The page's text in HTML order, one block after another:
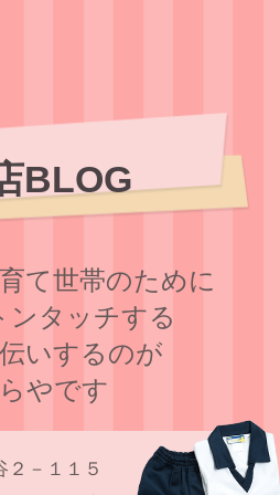
BLOG
て世帯のために
ンタッチする
いするのが
やです
２－１１５